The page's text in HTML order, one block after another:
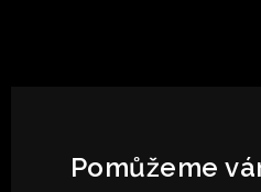
Pomůžeme